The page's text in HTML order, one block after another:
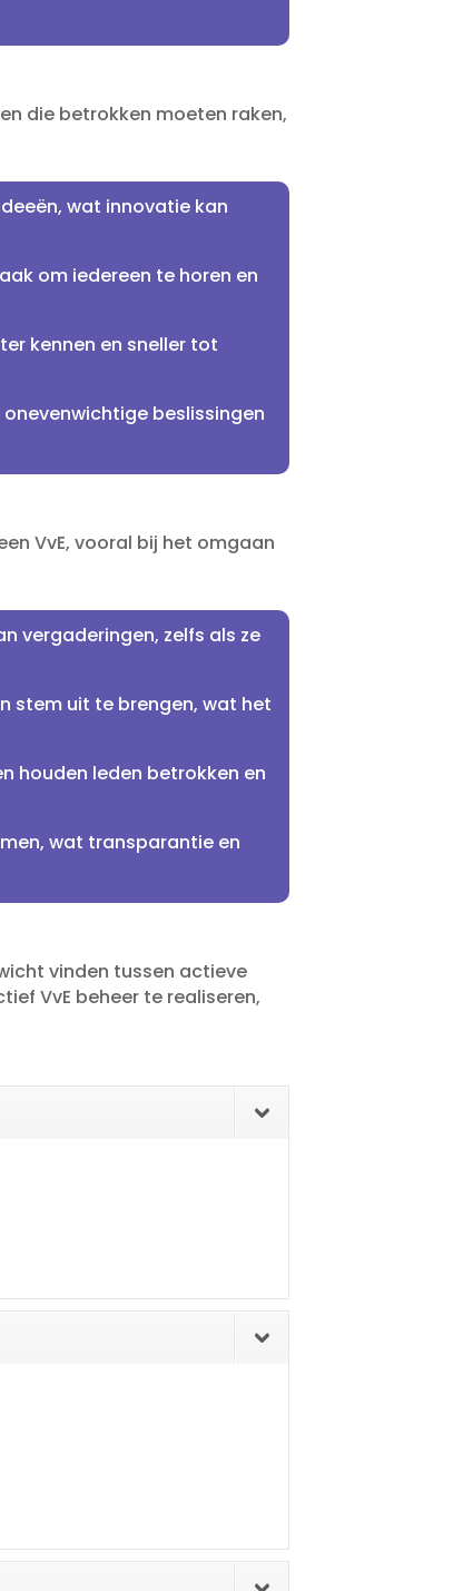
die betrokken moeten raken,
wat innovatie kan
om iedereen te horen en
kennen en sneller tot
beslissingen
VvE, vooral bij het omgaan
vergaderingen, zelfs als ze
stem uit te brengen, wat het
houden leden betrokken en
wat transparantie en
vinden tussen actieve
VvE beheer te realiseren,